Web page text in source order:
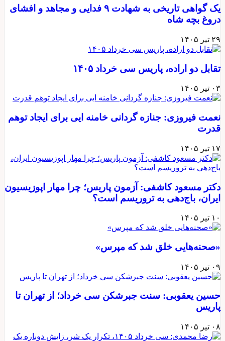
یک گواهی تاریخی به شهادت ۹ فدایی و مجاهد و افشای
دروغ بچه شاه
۲۹ تیر ۱۴۰۵
تقابل دو اراده، پاریس سی خرداد ۱۴۰۵
۰۳ تیر ۱۴۰۵
نعمت فیروزی: جنازه گردانی خامنه ایی برای ایجاد توهم
قدرت
۱۷ تیر ۱۴۰۵
دکتر مسعود کاشفی: آزمون پاریس؛ چرا مهار اپوزیسیون
ایران، باج‌دهی به تروریسم است؟
۱۰ تیر ۱۴۰۵
«صحنه‌هایی خلق شد که مپرس»
۰۹ تیر ۱۴۰۵
حسین یعقوبی: سنت جبرشکن سی خرداد؛ از تهران تا
پاریس
۰۸ تیر ۱۴۰۵